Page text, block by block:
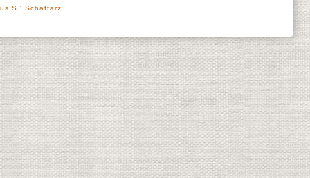
S.' Schaffarz